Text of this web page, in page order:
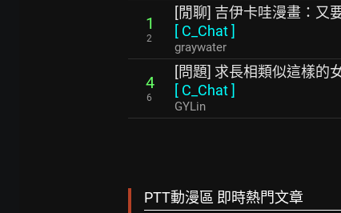
1
2
[閒聊] 吉伊卡哇漫畫：又
[ C_Chat]
graywater
4
6
[問題] 求長相類似這樣的
[ C_Chat]
GYLin
PTT動漫區 即時熱門文章